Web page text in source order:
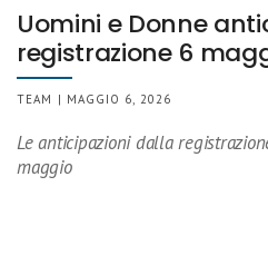
Uomini e Donne
registrazione 6
TEAM | MAGGIO 6, 2026
Le anticipazioni dalla
maggio